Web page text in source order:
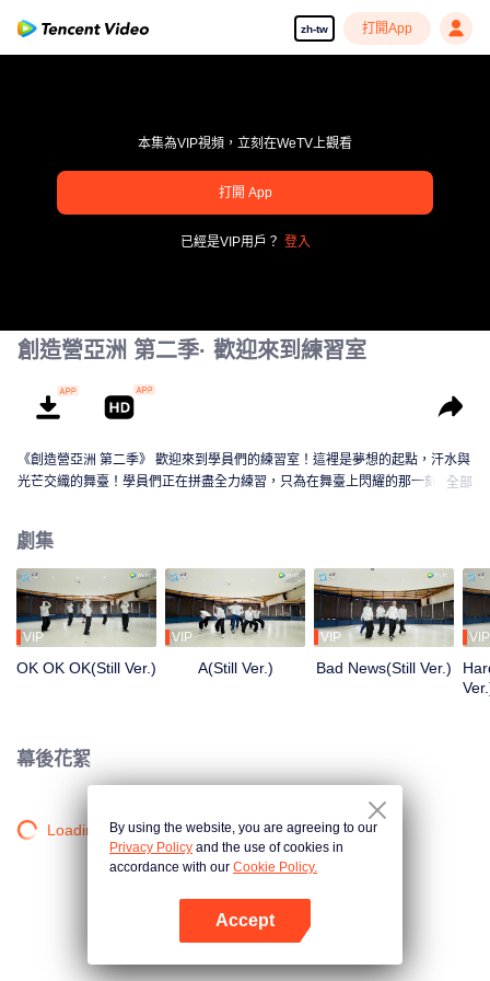
zh-tw 打開App
pay limit
本集為VIP視頻，立刻在WeTV上觀看
打開 App
已經是VIP用戶？ 登入
創造營亞洲 第二季· 歡迎來到練習室
《創造營亞洲 第二季》 歡迎來到學員們的練習室！這裡是夢想的起點，汗水與
光芒交織的舞臺！學員們正在拼盡全力練習，只為在舞臺上閃耀的那一刻。從
全部
劇集
VIP
OK OK OK(Still Ver.)
VIP
A(Still Ver.)
VIP
Bad News(Still Ver.)
VIP
幕後花絮
Loading…By using the website, you are agreeing to our
Privacy Policy and the use of cookies in
accordance with our Cookie Policy.
Accept